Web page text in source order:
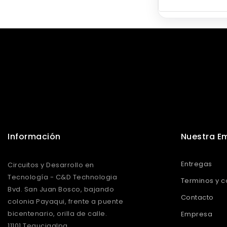
Información
Circuitos y Desarrollo en
Tecnología - C&D Technologia
Bvd. San Juan Bosco, bajando
colonia Payaqui, frente a puente
bicentenario, orilla de calle.
Nuestra
Entregas
Terminos y
Contacto
Empresa